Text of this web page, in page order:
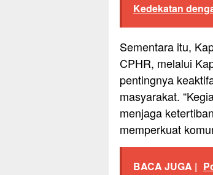
Kedekatan
Sementara itu,
CPHR, melalui
pentingnya
masyarakat.
menjaga
memperkuat
BACA JUGA |